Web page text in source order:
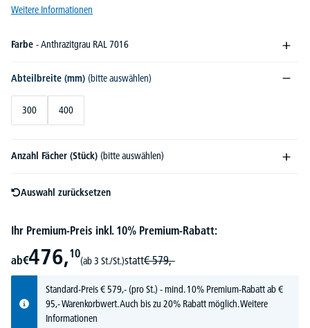
Weitere Informationen
Farbe - Anthrazitgrau RAL 7016
Abteilbreite (mm) (bitte auswählen)
300 400
Anzahl Fächer (Stück) (bitte auswählen)
Auswahl zurücksetzen
Ihr Premium-Preis inkl. 10% Premium-Rabatt:
ab€476,10
(ab 3 St./St.)statt€ 579,-
Standard-Preis€ 579,-(pro St.) - mind. 10% Premium-Rabatt ab €
95,- Warenkorbwert. Auch bis zu 20% Rabatt möglich.Weitere
Informationen